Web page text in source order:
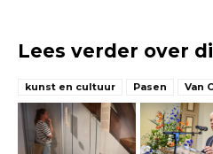
Lees verder over
kunst en cultuur Pasen Van